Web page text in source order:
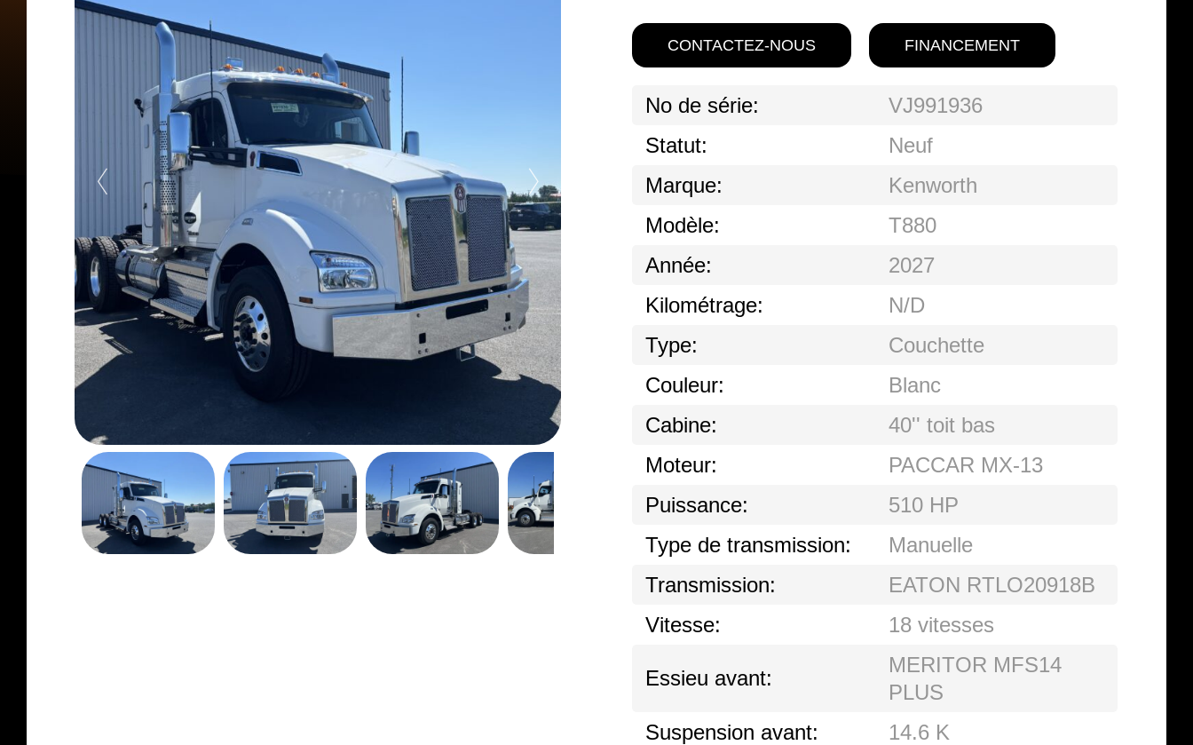
CONTACTEZ-NOUS FINANCEMENT
No de série:
VJ991936
Statut:
Neuf
Marque:
Kenworth
Modèle:
T880
Année:
2027
Kilométrage:
N/D
Type:
Couchette
Couleur:
Blanc
Cabine:
40'' toit bas
Moteur:
PACCAR MX-13
Puissance:
510 HP
Type de transmission:
Manuelle
Transmission:
EATON RTLO20918B
Vitesse:
18 vitesses
Essieu avant:
MERITOR MFS14
PLUS
Suspension avant:
14.6 K